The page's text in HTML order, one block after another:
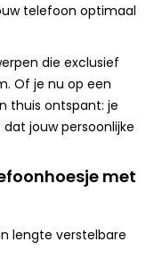
telefoon optimaal
die exclusief
Of je nu op een
thuis ontspant: je
jouw persoonlijke
met
lengte verstelbare